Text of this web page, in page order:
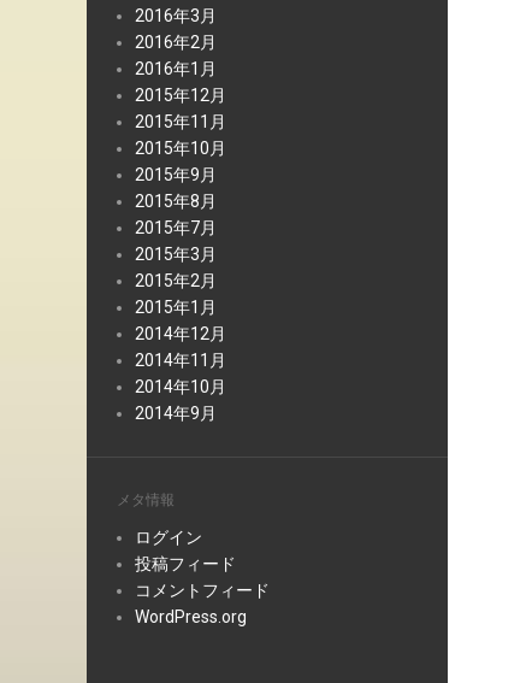
2016年3月
2016年2月
2016年1月
2015年12月
2015年11月
2015年10月
2015年9月
2015年8月
2015年7月
2015年3月
2015年2月
2015年1月
2014年12月
2014年11月
2014年10月
2014年9月
メタ情報
ログイン
投稿フィード
コメントフィード
WordPress.org